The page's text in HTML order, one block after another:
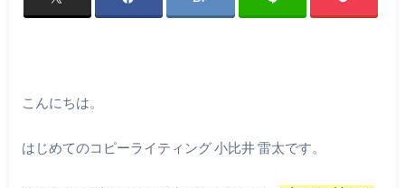
こんにちは。
はじめてのコピーライティング 小比井 雷太です。